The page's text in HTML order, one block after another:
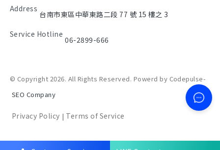
Address
台南市東區中華東路二段 77 號 15 樓之 3
Service Hotline
06-2899-666
© Copyright 2026. All Rights Reserved. Powerd by Codepulse-
SEO Company
Privacy Policy | Terms of Service